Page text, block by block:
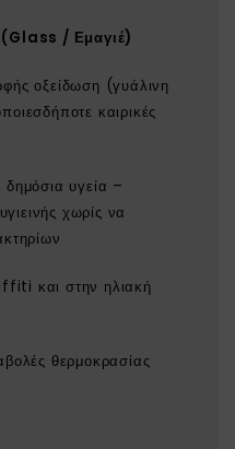
(Glass / Εμαγιέ)
οξείδωση (γυάλινη
καιρικές
υγεία –
χωρίς να
και στην ηλιακή
θερμοκρασίας